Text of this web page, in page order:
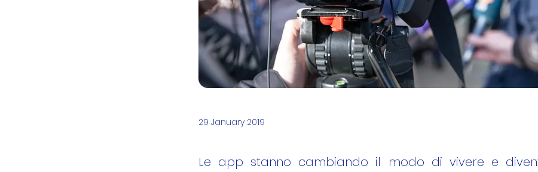
29 January 2019
Le app stanno cambiando il modo di vivere e